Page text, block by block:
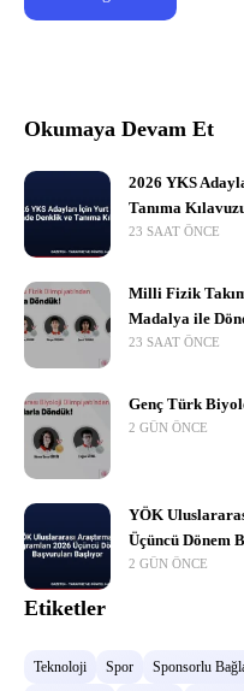
Okumaya Devam Et
2026 YKS
Tanıma
23 SAAT ÖNCE
Milli Fizik
Madalya ile
23 SAAT ÖNCE
Genç Türk
2 GÜN ÖNCE
YÖK
Üçüncü Dönem
2 GÜN ÖNCE
Etiketler
Teknoloji Spor Sponsorlu